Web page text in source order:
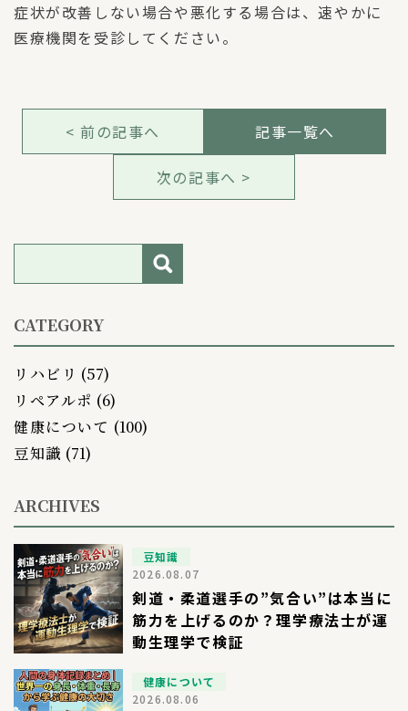
症状が改善しない場合や悪化する場合は、速やかに
医療機関を受診してください。
< 前の記事へ 記事一覧へ
次の記事へ >
CATEGORY
リハビリ (57)
リペアルポ (6)
健康について (100)
豆知識 (71)
ARCHIVES
豆知識
2026.08.07
剣道・柔道選手の”気合い”は本当に
筋力を上げるのか？理学療法士が運
動生理学で検証
健康について
2026.08.06